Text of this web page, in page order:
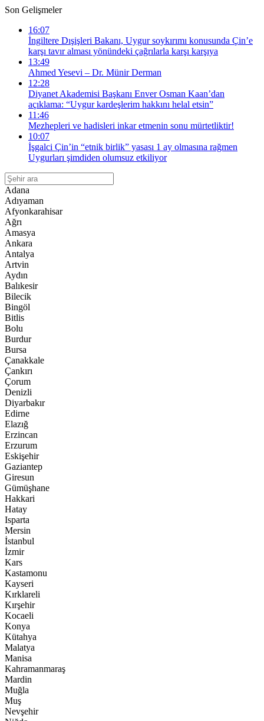
Son Gelişmeler
16:07
İngiltere Dışişleri Bakanı, Uygur soykırımı konusunda Çin’e
karşı tavır alması yönündeki çağrılarla karşı karşıya
13:49
Ahmed Yesevi – Dr. Münir Derman
12:28
Diyanet Akademisi Başkanı Enver Osman Kaan’dan
açıklama: “Uygur kardeşlerim hakkını helal etsin”
11:46
Mezhepleri ve hadisleri inkar etmenin sonu mürtetliktir!
10:07
İşgalci Çin’in “etnik birlik” yasası 1 ay olmasına rağmen
Uygurları şimdiden olumsuz etkiliyor
Adana
Adıyaman
Afyonkarahisar
Ağrı
Amasya
Ankara
Antalya
Artvin
Aydın
Balıkesir
Bilecik
Bingöl
Bitlis
Bolu
Burdur
Bursa
Çanakkale
Çankırı
Çorum
Denizli
Diyarbakır
Edirne
Elazığ
Erzincan
Erzurum
Eskişehir
Gaziantep
Giresun
Gümüşhane
Hakkari
Hatay
Isparta
Mersin
İstanbul
İzmir
Kars
Kastamonu
Kayseri
Kırklareli
Kırşehir
Kocaeli
Konya
Kütahya
Malatya
Manisa
Kahramanmaraş
Mardin
Muğla
Muş
Nevşehir